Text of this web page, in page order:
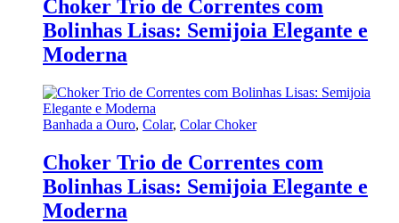
Choker Trio de Correntes com
Bolinhas Lisas: Semijoia Elegante e
Moderna
Banhada a Ouro, Colar, Colar Choker
Choker Trio de Correntes com
Bolinhas Lisas: Semijoia Elegante e
Moderna